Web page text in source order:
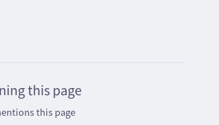
this page
this page